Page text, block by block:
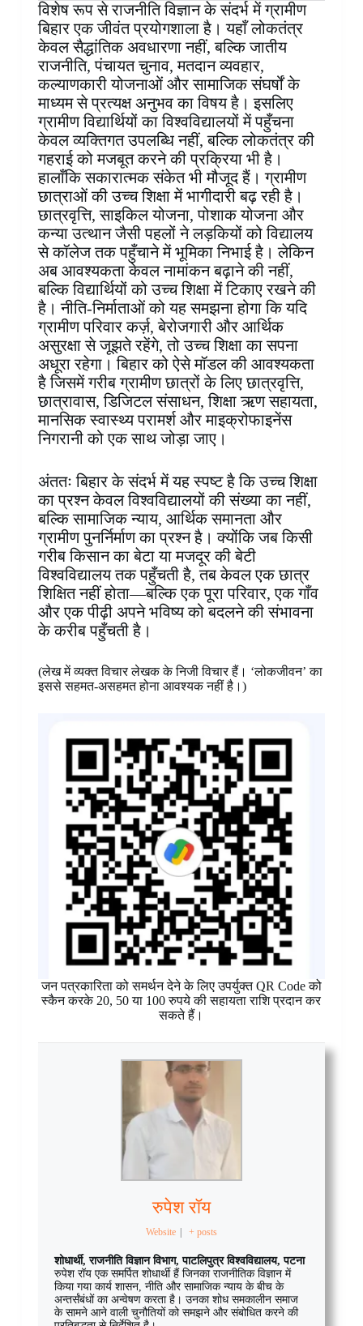
विशेष रूप से राजनीति विज्ञान के संदर्भ में ग्रामीण
बिहार एक जीवंत प्रयोगशाला है। यहाँ लोकतंत्र
केवल सैद्धांतिक अवधारणा नहीं, बल्कि जातीय
राजनीति, पंचायत चुनाव, मतदान व्यवहार,
कल्याणकारी योजनाओं और सामाजिक संघर्षों के
माध्यम से प्रत्यक्ष अनुभव का विषय है। इसलिए
ग्रामीण विद्यार्थियों का विश्वविद्यालयों में पहुँचना
केवल व्यक्तिगत उपलब्धि नहीं, बल्कि लोकतंत्र की
गहराई को मजबूत करने की प्रक्रिया भी है।
हालाँकि सकारात्मक संकेत भी मौजूद हैं। ग्रामीण
छात्राओं की उच्च शिक्षा में भागीदारी बढ़ रही है।
छात्रवृत्ति, साइकिल योजना, पोशाक योजना और
कन्या उत्थान जैसी पहलों ने लड़कियों को विद्यालय
से कॉलेज तक पहुँचाने में भूमिका निभाई है। लेकिन
अब आवश्यकता केवल नामांकन बढ़ाने की नहीं,
बल्कि विद्यार्थियों को उच्च शिक्षा में टिकाए रखने की
है। नीति-निर्माताओं को यह समझना होगा कि यदि
ग्रामीण परिवार कर्ज़, बेरोजगारी और आर्थिक
असुरक्षा से जूझते रहेंगे, तो उच्च शिक्षा का सपना
अधूरा रहेगा। बिहार को ऐसे मॉडल की आवश्यकता
है जिसमें गरीब ग्रामीण छात्रों के लिए छात्रवृत्ति,
छात्रावास, डिजिटल संसाधन, शिक्षा ऋण सहायता,
मानसिक स्वास्थ्य परामर्श और माइक्रोफाइनेंस
निगरानी को एक साथ जोड़ा जाए।
अंततः बिहार के संदर्भ में यह स्पष्ट है कि उच्च शिक्षा
का प्रश्न केवल विश्वविद्यालयों की संख्या का नहीं,
बल्कि सामाजिक न्याय, आर्थिक समानता और
ग्रामीण पुनर्निर्माण का प्रश्न है। क्योंकि जब किसी
गरीब किसान का बेटा या मजदूर की बेटी
विश्वविद्यालय तक पहुँचती है, तब केवल एक छात्र
शिक्षित नहीं होता—बल्कि एक पूरा परिवार, एक गाँव
और एक पीढ़ी अपने भविष्य को बदलने की संभावना
के करीब पहुँचती है।
(लेख में व्यक्त विचार लेखक के निजी विचार हैं। ‘लोकजीवन’ का
इससे सहमत-असहमत होना आवश्यक नहीं है।)
जन पत्रकारिता को समर्थन देने के लिए उपर्युक्त QR Code को
स्कैन करके 20, 50 या 100 रुपये की सहायता राशि प्रदान कर
सकते हैं।
रुपेश रॉय
Website | + posts
शोधार्थी, राजनीति विज्ञान विभाग, पाटलिपुत्र विश्वविद्यालय, पटना
रुपेश रॉय एक समर्पित शोधार्थी हैं जिनका राजनीतिक विज्ञान में
किया गया कार्य शासन, नीति और सामाजिक न्याय के बीच के
अन्तर्संबंधों का अन्वेषण करता है। उनका शोध समकालीन समाज
के सामने आने वाली चुनौतियों को समझने और संबोधित करने की